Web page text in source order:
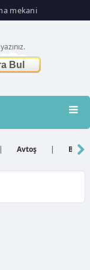
mekani
| Avtoş |